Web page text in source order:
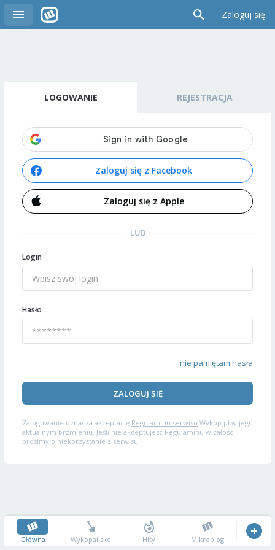
Zaloguj się
LOGOWANIE REJESTRACJA
Zaloguj się z Facebook
Zaloguj się z Apple
LUB
Login
Hasło
nie pamiętam hasła
ZALOGUJ SIĘ
Zalogowanie oznacza akceptację Regulaminu serwisu Wykop.pl w jego
aktualnym brzmieniu. Jeśli nie akceptujesz Regulaminu w całości,
prosimy o niekorzystanie z serwisu.
Główna Wykopalisko Hity Mikroblog